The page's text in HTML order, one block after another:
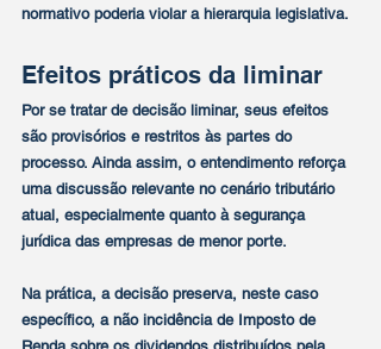
normativo poderia violar a hierarquia legislativa.
Efeitos práticos da liminar
Por se tratar de decisão liminar, seus efeitos
são provisórios e restritos às partes do
processo. Ainda assim, o entendimento reforça
uma discussão relevante no cenário tributário
atual, especialmente quanto à segurança
jurídica das empresas de menor porte.
Na prática, a decisão preserva, neste caso
específico, a não incidência de Imposto de